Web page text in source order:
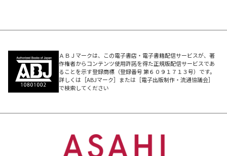
ＡＢＪマークは、この電子書店・電子書籍配信サービスが、著
作権者からコンテンツ使用許諾を得た正規版配信サービスであ
ることを示す登録商標（登録番号 第６０９１７１３号）です。
詳しくは［ABJマーク］または［電子出版制作・流通協議会］
で検索してください